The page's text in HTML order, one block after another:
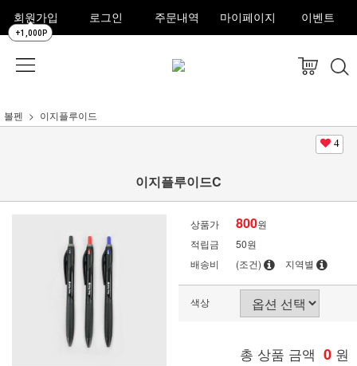
회원가입
+1,000P
로그인 주문내역 마이페이지 이벤트
볼펜 이지플루이드
4
이지플루이드C
상품가 800원
적립금
50원
배송비
(조건) 지역별
색상
총 상품 금액 0 원